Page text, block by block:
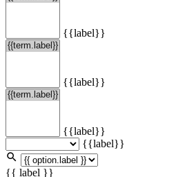
{{label}}
{{label}}
{{label}}
{{label}}
{{ label }}